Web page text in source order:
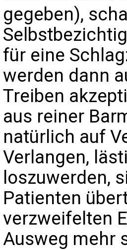
gegeben),
für eine
werden dann
Treiben
aus reiner
natürlich auf
Verlangen,
loszuwerden,
Patienten
verzweifelten
Ausweg mehr